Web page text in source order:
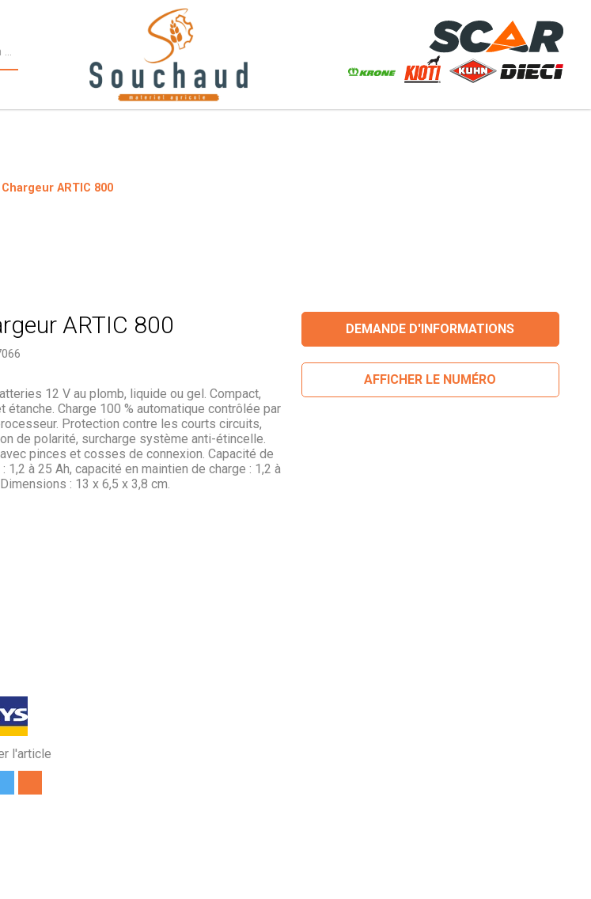
Chargeur ARTIC 800
ARTIC 800
l'article
12 V au plomb, liquide ou gel. Compact,
étanche. Charge 100 % automatique contrôlée par
Protection contre les courts circuits,
de polarité, surcharge système anti-étincelle.
pinces et cosses de connexion. Capacité de
1,2 à 25 Ah, capacité en maintien de charge : 1,2 à
: 13 x 6,5 x 3,8 cm.
DEMANDE D'INFORMATIONS
AFFICHER LE NUMÉRO